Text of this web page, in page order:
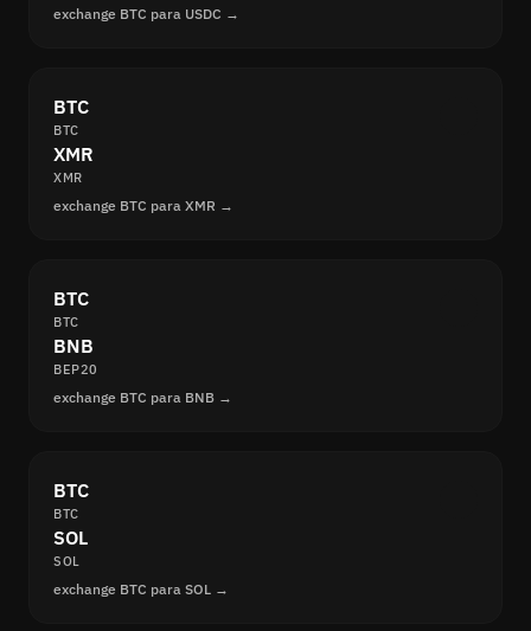
exchange BTC para USDC →
BTC
BTC
XMR
XMR
exchange BTC para XMR →
BTC
BTC
BNB
BEP20
exchange BTC para BNB →
BTC
BTC
SOL
SOL
exchange BTC para SOL →